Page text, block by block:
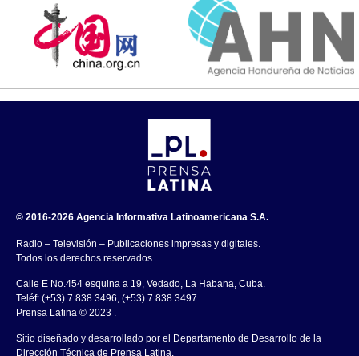
© 2016-2026 Agencia Informativa Latinoamericana S.A.
Radio – Televisión – Publicaciones impresas y digitales.
Todos los derechos reservados.
Calle E No.454 esquina a 19, Vedado, La Habana, Cuba.
Teléf: (+53) 7 838 3496, (+53) 7 838 3497
Prensa Latina © 2023 .
Sitio diseñado y desarrollado por el Departamento de Desarrollo de la
Dirección Técnica de Prensa Latina.